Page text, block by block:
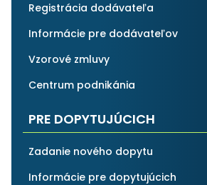
Registrácia dodávateľa
Informácie pre dodávateľov
Vzorové zmluvy
Centrum podnikánia
PRE DOPYTUJÚCICH
Zadanie nového dopytu
Informácie pre dopytujúcich